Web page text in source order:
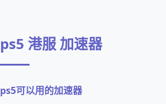
ps5 港服 加速器
ps5可以用的加速器